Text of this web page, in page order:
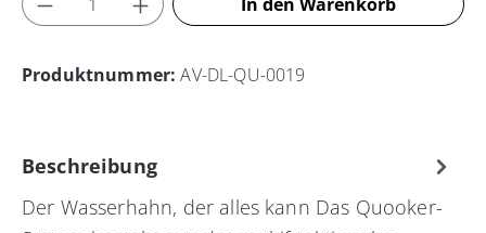
Produktnummer:AV-DL-QU-0019
Beschreibung
Der Wasserhahn, der alles kann Das Quooker-